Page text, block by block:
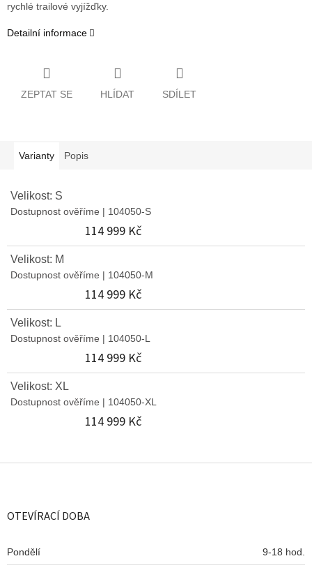
rychlé trailové vyjížďky.
Detailní informace
ZEPTAT SE HLÍDAT SDÍLET
Varianty Popis
Velikost: S
Dostupnost ověříme | 104050-S
114 999 Kč
Velikost: M
Dostupnost ověříme | 104050-M
114 999 Kč
Velikost: L
Dostupnost ověříme | 104050-L
114 999 Kč
Velikost: XL
Dostupnost ověříme | 104050-XL
114 999 Kč
Z
OTEVÍRACÍ DOBA
Pondělí 9-18 hod.